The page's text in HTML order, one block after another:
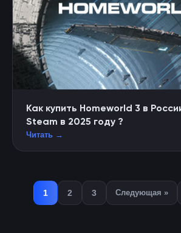
Как купить Homeworld 3 в
Steam в 2025 году ?
Читать →
1 2 3 Следующая »